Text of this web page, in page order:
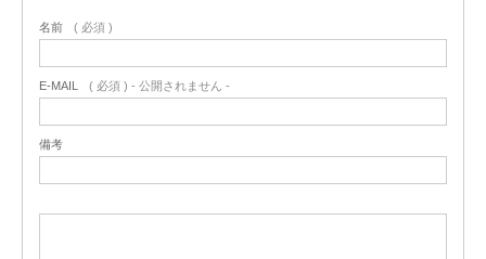
名前 ( 必須 )
E-MAIL ( 必須 ) - 公開されません -
備考